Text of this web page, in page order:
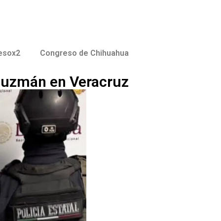
Congreso de Chihuahua
en Veracruz